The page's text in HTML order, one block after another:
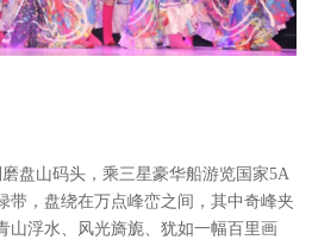
盘山码头，乘三星豪华船游览国家5A
带，盘绕在万点峰峦之间，其中奇峰夹
山浮水、风光旖旎、犹如一幅百里画